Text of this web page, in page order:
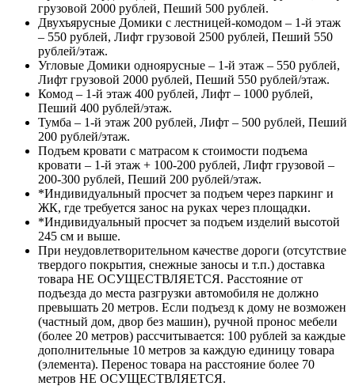
грузовой 2000 рублей, Пеший 500 рублей.
Двухъярусные Домики с лестницей-комодом – 1-й этаж
– 550 рублей, Лифт грузовой 2500 рублей, Пеший 550
рублей/этаж.
Угловые Домики одноярусные – 1-й этаж – 550 рублей,
Лифт грузовой 2000 рублей, Пеший 550 рублей/этаж.
Комод – 1-й этаж 400 рублей, Лифт – 1000 рублей,
Пеший 400 рублей/этаж.
Тумба – 1-й этаж 200 рублей, Лифт – 500 рублей, Пеший
200 рублей/этаж.
Подъем кровати с матрасом к стоимости подъема
кровати – 1-й этаж + 100-200 рублей, Лифт грузовой –
200-300 рублей, Пеший 200 рублей/этаж.
*Индивидуальный просчет за подъем через паркинг и
ЖК, где требуется занос на руках через площадки.
*Индивидуальный просчет за подъем изделий высотой
245 см и выше.
При неудовлетворительном качестве дороги (отсутствие
твердого покрытия, снежные заносы и т.п.) доставка
товара НЕ ОСУЩЕСТВЛЯЕТСЯ. Расстояние от
подъезда до места разгрузки автомобиля не должно
превышать 20 метров. Если подъезд к дому не возможен
(частный дом, двор без машин), ручной пронос мебели
(более 20 метров) рассчитывается: 100 рублей за каждые
дополнительные 10 метров за каждую единицу товара
(элемента). Перенос товара на расстояние более 70
метров НЕ ОСУЩЕСТВЛЯЕТСЯ.